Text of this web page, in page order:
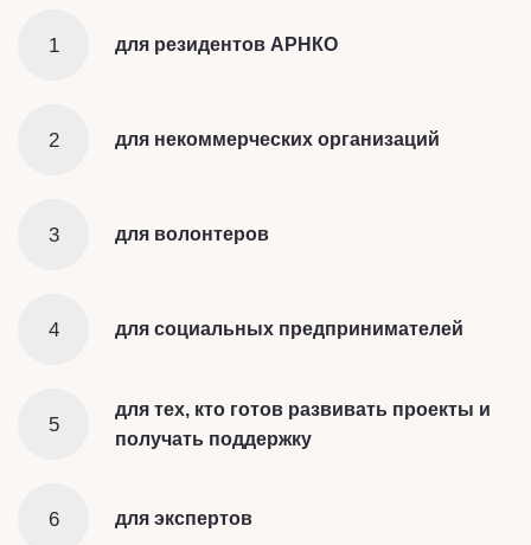
1 для резидентов АРНКО
2 для некоммерческих организаций
3 для волонтеров
4 для социальных предпринимателей
5
для тех, кто готов развивать проекты и
получать поддержку
6 для экспертов